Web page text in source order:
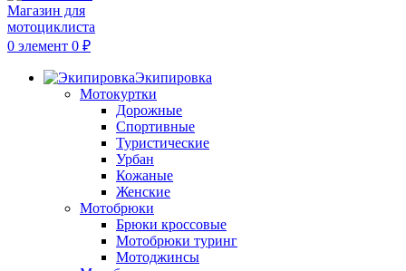
0 элемент 0 ₽
Экипировка
Мотокуртки
Дорожные
Спортивные
Туристические
Урбан
Кожаные
Женские
Мотобрюки
Брюки кроссовые
Мотобрюки туринг
Мотоджинсы